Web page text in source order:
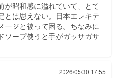
が昭和感に溢れていて、とて
とは思えない。日本エレキテ
ージと被って困る。ちなみに
ソープ使うと手がガッサガサ
2026/05/30 17:55